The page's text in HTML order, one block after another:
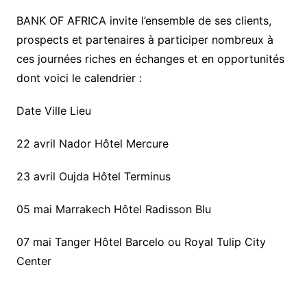
BANK OF AFRICA invite l’ensemble de ses clients,
prospects et partenaires à participer nombreux à
ces journées riches en échanges et en opportunités
dont voici le calendrier :
Date Ville Lieu
22 avril Nador Hôtel Mercure
23 avril Oujda Hôtel Terminus
05 mai Marrakech Hôtel Radisson Blu
07 mai Tanger Hôtel Barcelo ou Royal Tulip City
Center